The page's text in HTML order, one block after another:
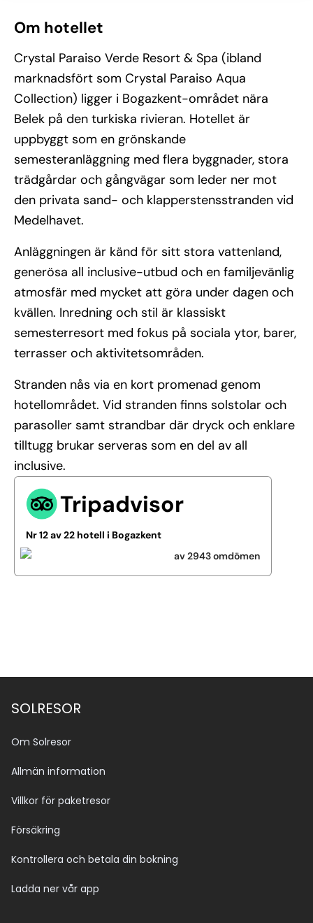
Om hotellet
Crystal Paraiso Verde Resort & Spa (ibland
marknadsfört som Crystal Paraiso Aqua
Collection) ligger i Bogazkent-området nära
Belek på den turkiska rivieran. Hotellet är
uppbyggt som en grönskande
semesteranläggning med flera byggnader, stora
trädgårdar och gångvägar som leder ner mot
den privata sand- och klapperstensstranden vid
Medelhavet.
Anläggningen är känd för sitt stora vattenland,
generösa all inclusive-utbud och en familjevänlig
atmosfär med mycket att göra under dagen och
kvällen. Inredning och stil är klassiskt
semesterresort med fokus på sociala ytor, barer,
terrasser och aktivitetsområden.
Stranden nås via en kort promenad genom
hotellområdet. Vid stranden finns solstolar och
parasoller samt strandbar där dryck och enklare
tilltugg brukar serveras som en del av all
inclusive.
Tripadvisor
Nr 12 av 22 hotell i Bogazkent
av 2943 omdömen
SOLRESOR
Om Solresor
Allmän information
Villkor för paketresor
Försäkring
Kontrollera och betala din bokning
Ladda ner vår app